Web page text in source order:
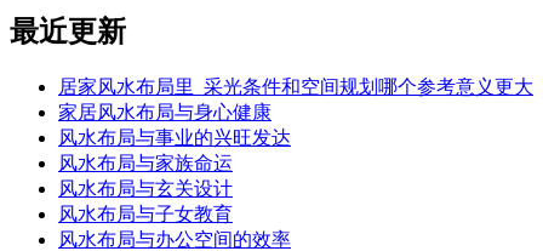
最近更新
居家风水布局里_采光条件和空间规划哪个参考意义更大
家居风水布局与身心健康
风水布局与事业的兴旺发达
风水布局与家族命运
风水布局与玄关设计
风水布局与子女教育
风水布局与办公空间的效率